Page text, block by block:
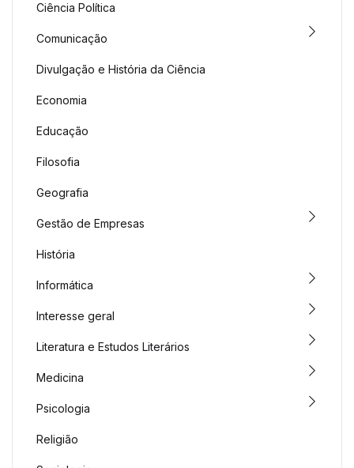
Ciência Política
Comunicação
Divulgação e História da Ciência
Economia
Educação
Filosofia
Geografia
Gestão de Empresas
História
Informática
Interesse geral
Literatura e Estudos Literários
Medicina
Psicologia
Religião